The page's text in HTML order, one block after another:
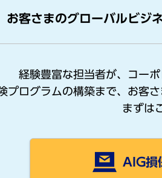
お客さまのグローバルビジ
経験豊富な担当者が、コー
プログラムの構築まで、お客
まずは
AIG損